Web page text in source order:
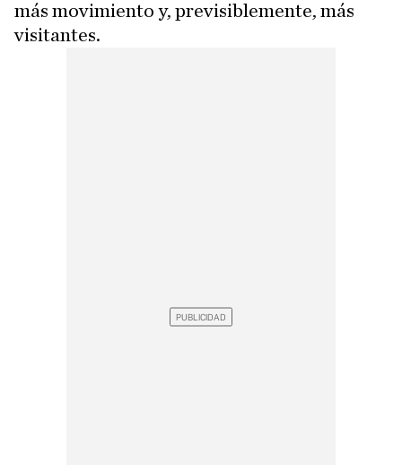
más movimiento y, previsiblemente, más
visitantes.